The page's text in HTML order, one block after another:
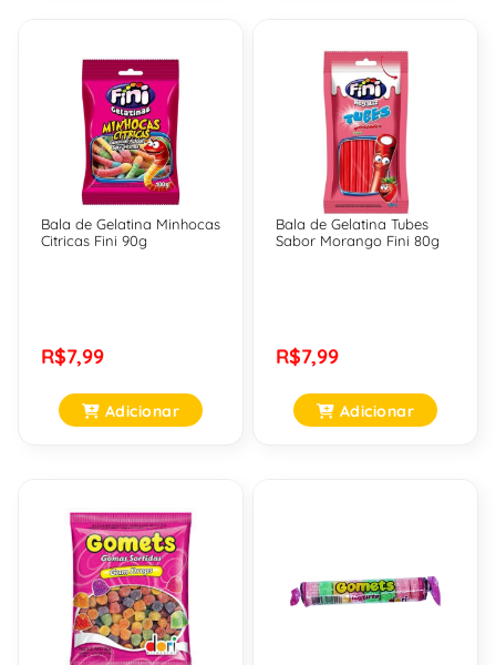
Bala de Gelatina Minhocas
Citricas Fini 90g
R$7,99
Adicionar
Bala de Gelatina Tubes
Sabor Morango Fini 80g
R$7,99
Adicionar